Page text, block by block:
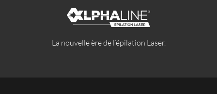
La nouvelle ère de l’épilation Laser.